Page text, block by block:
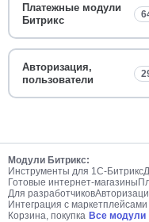
Платежные модули
Битрикс
Авторизация,
пользователи
Модули Битрикс:
Инструменты для 1С-Битрикс
Готовые интернет-магазины
Для разработчиков
Интеграция с
Корзина, покупка Все модули